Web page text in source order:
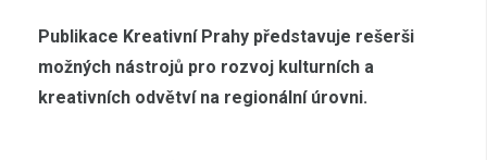
Publikace Kreativní Prahy představuje rešerši
možných nástrojů pro rozvoj kulturních a
kreativních odvětví na regionální úrovni.